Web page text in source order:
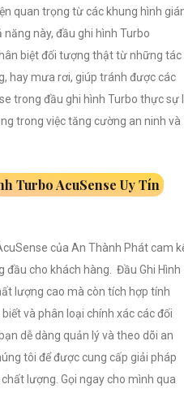
quan trọng từ các khung hình
này, đầu ghi hình Turbo
biệt đối tượng thật từ những tác
hay mưa rơi, giúp tránh được các
trong đầu ghi hình Turbo thực sự
trong việc tăng cường an ninh và
Turbo AcuSense Uy Tín
của An Thành Phát cam
cho khách hàng. Đầu Ghi Hình
lượng cao mà còn tích hợp tính
và phân loại chính xác các đối
dễ dàng quản lý và theo dõi an
tôi để được cung cấp giải pháp
lượng. Gọi ngay cho mình qua